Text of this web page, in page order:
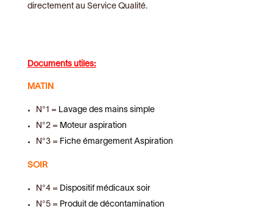
directement au Service Qualité.
Documents utiles:
MATIN
N°1 = Lavage des mains simple
N°2 = Moteur aspiration
N°3 = Fiche émargement Aspiration
SOIR
N°4 = Dispositif médicaux soir
N°5 = Produit de décontamination